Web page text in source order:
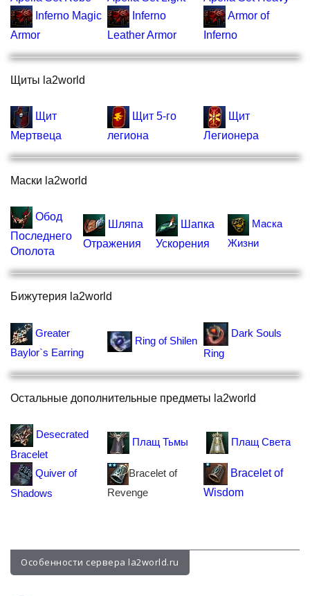
Inferno Magic
Armor
Inferno
Leather Armor
Armor of
Inferno
Щиты la2world
Щит
Мертвеца
Щит 5-го
легиона
Щит
Легионера
Маски la2world
Обод
Последнего
Ополота
Шляпа
Отражения
Шапка
Ускорения
Маска
Жизни
Бижутерия la2world
Greater
Baylor`s Earring
Ring of Shilen
Dark Souls
Ring
Остальные дополнительные предметы la2world
Desecrated
Bracelet
Плащ Тьмы Плащ Света
Quiver of
Shadows
Bracelet of
Revenge
Bracelet of
Wisdom
Особенности сервера la2world.ru